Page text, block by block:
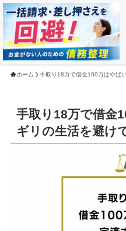
【返済がお得に!?】
ホーム 手取り18万で借金100万はやば
手取り18万で借金
ギリの生活を避け